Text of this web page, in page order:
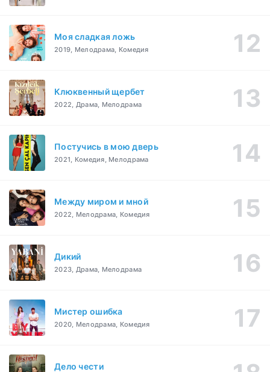
Моя сладкая ложь
2019, Мелодрама, Комедия
Клюквенный щербет
2022, Драма, Мелодрама
Постучись в мою дверь
2021, Комедия, Мелодрама
Между миром и мной
2022, Мелодрама, Комедия
Дикий
2023, Драма, Мелодрама
Мистер ошибка
2020, Мелодрама, Комедия
Дело чести